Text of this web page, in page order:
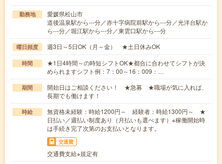
勤務地
愛媛県松山市
道後温泉駅から---分／赤十字病院前駅から---分／光洋台駅か
ら---分／堀江駅から---分／東雲口駅から---分
曜日頻度 週3日～5日OK（月～金） ★土日休みOK
時間
★1日4時間～の時短シフトOK★都合に合わせてシフトが決
められますシフト例：7：00～16：009：…
期間
開始日はご相談ください！ ★急募 ★職場が気に入れば、
長期でも働けます！
時給
無資格未経験：時給1200円～ 経験者：時給1300円～ ★
日払い／週払い制度あり（月払いも選べます）※稼働開始時
は手続き完了次第のお支払いとなります。
交通費
交通費支給※規定有